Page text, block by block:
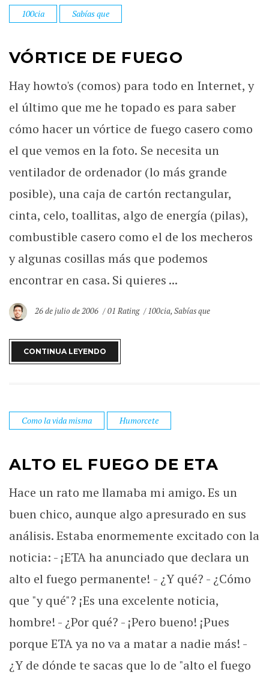
100cia Sabías que
VÓRTICE DE FUEGO
Hay howto's (comos) para todo en Internet, y
el último que me he topado es para saber
cómo hacer un vórtice de fuego casero como
el que vemos en la foto. Se necesita un
ventilador de ordenador (lo más grande
posible), una caja de cartón rectangular,
cinta, celo, toallitas, algo de energía (pilas),
combustible casero como el de los mecheros
y algunas cosillas más que podemos
encontrar en casa. Si quieres ...
26 de julio de 2006 01 Rating 100cia,Sabías que
CONTINUA LEYENDO
Como la vida misma Humorcete
ALTO EL FUEGO DE ETA
Hace un rato me llamaba mi amigo. Es un
buen chico, aunque algo apresurado en sus
análisis. Estaba enormemente excitado con la
noticia: - ¡ETA ha anunciado que declara un
alto el fuego permanente! - ¿Y qué? - ¿Cómo
que "y qué"? ¡Es una excelente noticia,
hombre! - ¿Por qué? - ¡Pero bueno! ¡Pues
porque ETA ya no va a matar a nadie más! -
¿Y de dónde te sacas que lo de "alto el fuego